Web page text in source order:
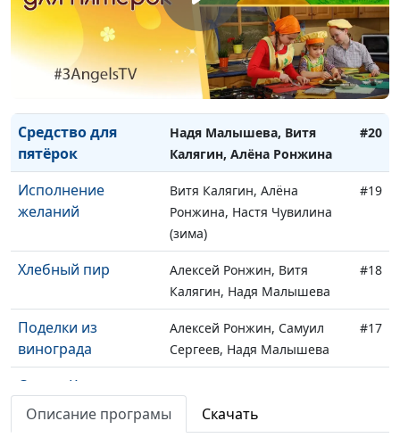
Язык доброты
Алексей Ронжин, Витя
Калягин, Алёна Ронжина
#22
Смельчаки
Алексей Ронжин, Витя
Калягин, Алёна Ронжина
#21
Средство для
пятёрок
Надя Малышева, Витя
Калягин, Алёна Ронжина
#20
Исполнение
желаний
Витя Калягин, Алёна
Ронжина, Настя Чувилина
(зима)
#19
Хлебный пир
Алексей Ронжин, Витя
Калягин, Надя Малышева
#18
Поделки из
винограда
Алексей Ронжин, Самуил
Сергеев, Надя Малышева
#17
Салат «Кактус»
Булатов, Надя Малышева
Описание програмы Скачать